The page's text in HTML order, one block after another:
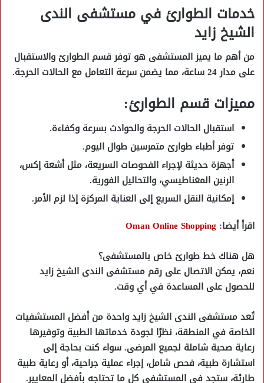
خدمات الطوارئ في مستشفى الندى
الشيخ زايد
من أهم ما يميز المستشفى هو توفرقسم الطوارئ والاستقبال
على مدار 24 ساعة، مما يضمن سرعة التعامل مع الحالات الحرجة.
مميزات قسم الطوارئ:
استقبال الحالات الحرجة والحوادث بسرعة وكفاءة.
توفرأطباء طوارئ متمرسين طوال اليوم.
أجهزة حديثة لإجراء الفحوصات السريعة، مثلأشعة إكس،
الرنين المغناطيسي، والتحاليل الفورية.
إمكانية النقل السريع إلى العناية المركزةإذا لزم الأمر.
اقرأ أيضا: Oman Online Shopping
هل هناك خط طوارئ خاص بالمستشفى؟
نعم، يمكن الاتصال على رقم مستشفى الندى الشيخ زايد
للحصول على المساعدة في أي وقت.
تُعدمستشفى الندى الشيخ زايدواحدة من أفضل المستشفيات
الخاصة في المنطقة، نظرًا لجودة خدماتها الطبية وتوفيرها
رعاية صحية شاملة لجميع المرضى. سواء كنت بحاجة إلى
استشارة طبية، فحص شامل، إجراء عملية جراحية، أو رعاية طبية
طارئة، ستجد في المستشفى كل ما تحتاجه بأفضل المعايير.